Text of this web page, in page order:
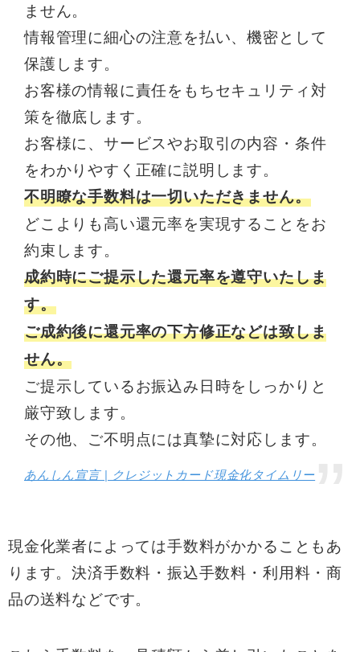
ません。
情報管理に細心の注意を払い、機密として
保護します。
お客様の情報に責任をもちセキュリティ対
策を徹底します。
お客様に、サービスやお取引の内容・条件
をわかりやすく正確に説明します。
不明瞭な手数料は一切いただきません。
どこよりも高い還元率を実現することをお
約束します。
成約時にご提示した還元率を遵守いたしま
す。
ご成約後に還元率の下方修正などは致しま
せん。
ご提示しているお振込み日時をしっかりと
厳守致します。
その他、ご不明点には真摯に対応します。
あんしん宣言 | クレジットカード現金化タイムリー
現金化業者によっては手数料がかかることもあ
ります。決済手数料・振込手数料・利用料・商
品の送料などです。